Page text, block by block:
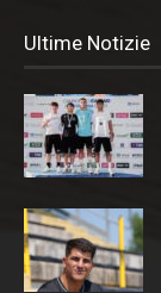
Ultime Notizie